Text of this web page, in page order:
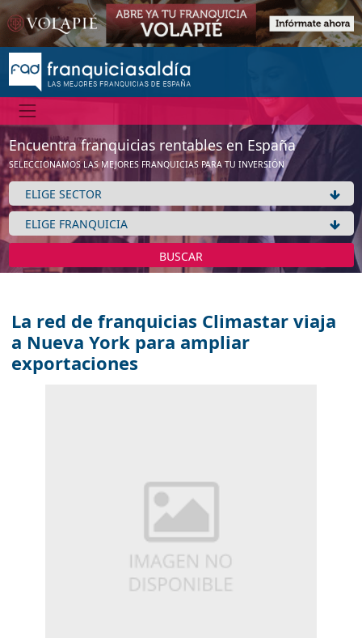
Encuentra franquicias rentables en España
SELECCIONAMOS LAS MEJORES FRANQUICIAS PARA TU INVERSIÓN
BUSCAR
La red de franquicias Climastar viaja
a Nueva York para ampliar
exportaciones